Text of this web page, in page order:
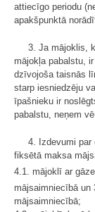
attiecīgo periodu
apakšpunktā
3. Ja mājoklis,
mājokļa pabalstu,
dzīvojoša taisnās
starp iesniedzēju
īpašnieku ir
pabalstu, neņem
4. Izdevumi
fiksētā maksa
4.1. mājoklī ar
mājsaimniecībā un
mājsaimniecībā;